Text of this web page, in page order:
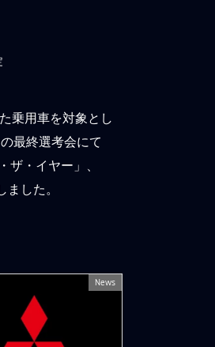
乗用車を対象とし
最終選考会にて
・イヤー」、
した。
News